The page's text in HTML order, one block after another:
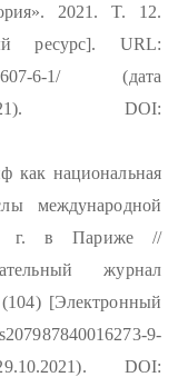
2021. T. 12.
ресурс]. URL:
6-1/ (дата
DOI:
как национальная
международной
г. в Париже //
журнал
[Электронный
9-
DOI: